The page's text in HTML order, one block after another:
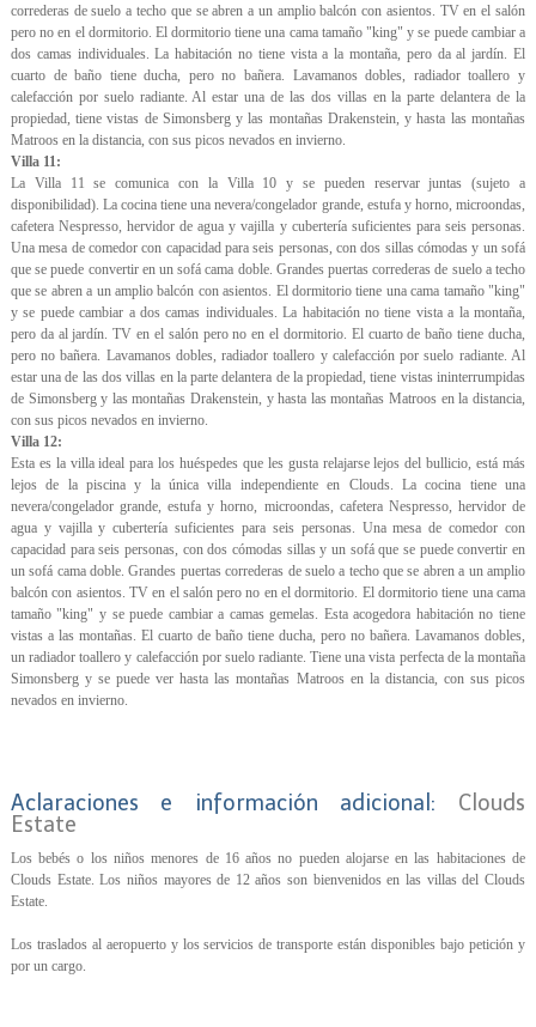
correderas de suelo a techo que se abren a un amplio balcón con asientos. TV en el salón
pero no en el dormitorio. El dormitorio tiene una cama tamaño "king" y se puede cambiar a
dos camas individuales. La habitación no tiene vista a la montaña, pero da al jardín. El
cuarto de baño tiene ducha, pero no bañera. Lavamanos dobles, radiador toallero y
calefacción por suelo radiante. Al estar una de las dos villas en la parte delantera de la
propiedad, tiene vistas de Simonsberg y las montañas Drakenstein, y hasta las montañas
Matroos en la distancia, con sus picos nevados en invierno.
Villa 11:
La Villa 11 se comunica con la Villa 10 y se pueden reservar juntas (sujeto a
disponibilidad). La cocina tiene una nevera/congelador grande, estufa y horno, microondas,
cafetera Nespresso, hervidor de agua y vajilla y cubertería suficientes para seis personas.
Una mesa de comedor con capacidad para seis personas, con dos sillas cómodas y un sofá
que se puede convertir en un sofá cama doble. Grandes puertas correderas de suelo a techo
que se abren a un amplio balcón con asientos. El dormitorio tiene una cama tamaño "king"
y se puede cambiar a dos camas individuales. La habitación no tiene vista a la montaña,
pero da al jardín. TV en el salón pero no en el dormitorio. El cuarto de baño tiene ducha,
pero no bañera. Lavamanos dobles, radiador toallero y calefacción por suelo radiante. Al
estar una de las dos villas en la parte delantera de la propiedad, tiene vistas ininterrumpidas
de Simonsberg y las montañas Drakenstein, y hasta las montañas Matroos en la distancia,
con sus picos nevados en invierno.
Villa 12:
Esta es la villa ideal para los huéspedes que les gusta relajarse lejos del bullicio, está más
lejos de la piscina y la única villa independiente en Clouds. La cocina tiene una
nevera/congelador grande, estufa y horno, microondas, cafetera Nespresso, hervidor de
agua y vajilla y cubertería suficientes para seis personas. Una mesa de comedor con
capacidad para seis personas, con dos cómodas sillas y un sofá que se puede convertir en
un sofá cama doble. Grandes puertas correderas de suelo a techo que se abren a un amplio
balcón con asientos. TV en el salón pero no en el dormitorio. El dormitorio tiene una cama
tamaño "king" y se puede cambiar a camas gemelas. Esta acogedora habitación no tiene
vistas a las montañas. El cuarto de baño tiene ducha, pero no bañera. Lavamanos dobles,
un radiador toallero y calefacción por suelo radiante. Tiene una vista perfecta de la montaña
Simonsberg y se puede ver hasta las montañas Matroos en la distancia, con sus picos
nevados en invierno.
Aclaraciones e información adicional: Clouds
Estate
Los bebés o los niños menores de 16 años no pueden alojarse en las habitaciones de
Clouds Estate. Los niños mayores de 12 años son bienvenidos en las villas del Clouds
Estate.
Los traslados al aeropuerto y los servicios de transporte están disponibles bajo petición y
por un cargo.